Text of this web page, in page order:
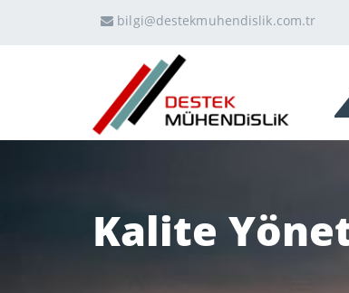
bilgi@destekmuhendislik.com.tr
Kalite